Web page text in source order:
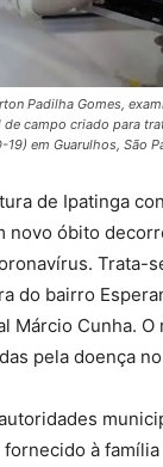
Padilha Gomes,
campo criado para
em Guarulhos, São
de Ipatinga
novo óbito
Trata-
do bairro
Márcio Cunha.
pela doença
à família